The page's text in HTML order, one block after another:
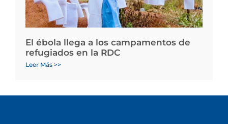
El ébola llega a los campamentos de
refugiados en la RDC
Leer Más >>